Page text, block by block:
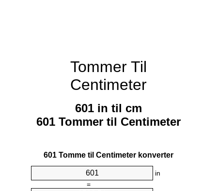
Tommer Til
Centimeter
601 in til cm
601 Tommer til Centimeter
601 Tomme til Centimeter konverter
in
=